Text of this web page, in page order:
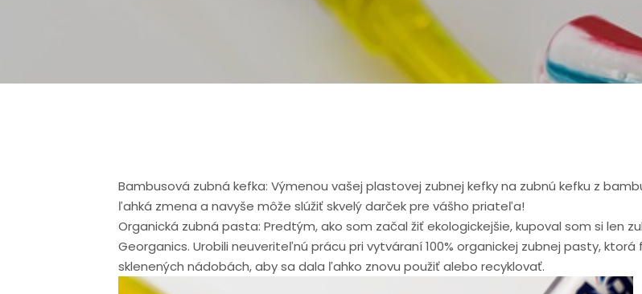
Bambusová zubná kefka: Výmenou vašej plastovej zubnej kefky na zubnú kefku z
ľahká zmena a navyše môže slúžiť skvelý darček pre vášho priateľa!
Organická zubná pasta: Predtým, ako som začal žiť ekologickejšie, kupoval som si len
Georganics. Urobili neuveriteľnú prácu pri vytváraní 100% organickej zubnej pasty,
sklenených nádobách, aby sa dala ľahko znovu použiť alebo recyklovať.